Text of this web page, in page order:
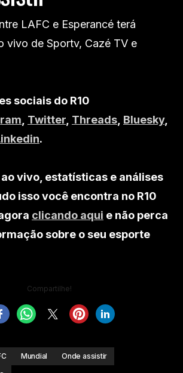
LAFC e Esperancé terá
vivo de Sportv, Cazé TV e
sociais do R10
Twitter Threads Bluesky,
.
vivo, estatísticas e análises
isso você encontra no R10
clicando aqui e não perca
sobre o seu esporte
Compartilhe!
Mundial
Onde assistir